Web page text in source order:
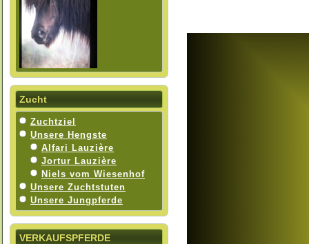
Zucht
Zuchtziel
Unsere Hengste
Alfari Lauzière
Jortur Lauzière
Niels vom Wiesenhof
Unsere Zuchtstuten
Unsere Jungpferde
VERKAUFSPFERDE